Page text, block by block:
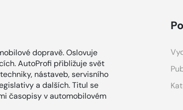
dopravě. Oslovuje
AutoProfi přibližuje svět
nástaveb, servisního
a dalších. Titul se
časopisy v automobilovém